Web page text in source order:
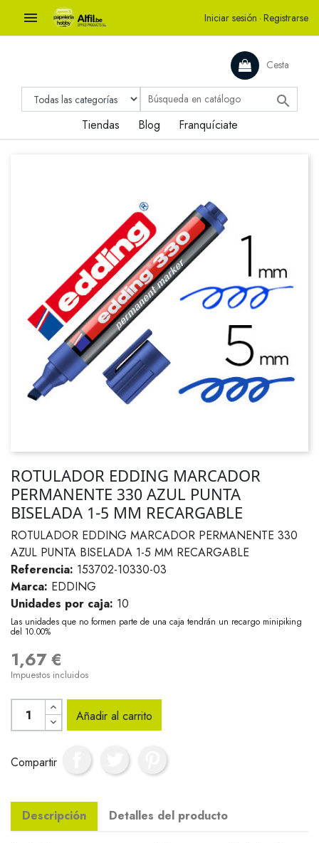
 Iniciar sesión · Registrarse
Cesta

Tiendas Blog Franquíciate
ROTULADOR EDDING MARCADOR
PERMANENTE 330 AZUL PUNTA
BISELADA 1-5 MM RECARGABLE
ROTULADOR EDDING MARCADOR PERMANENTE 330
AZUL PUNTA BISELADA 1-5 MM RECARGABLE
Referencia: 153702-10330-03
Marca: EDDING
Unidades por caja: 10
Las unidades que no formen parte de una caja tendrán un recargo minipiking
del 10.00%
1,67 €
Impuestos incluidos
Añadir al carrito
Compartir
Descripción Detalles del producto